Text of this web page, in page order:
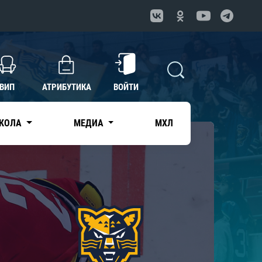
ВИП АТРИБУТИКА ВОЙТИ
МЕДИА МХЛ